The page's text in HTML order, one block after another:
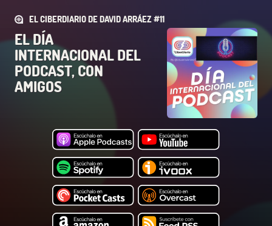
EL CIBERDIARIO DE DAVID ARRÁEZ #11
EL DÍA
INTERNACIONAL DEL
PODCAST, CON
AMIGOS